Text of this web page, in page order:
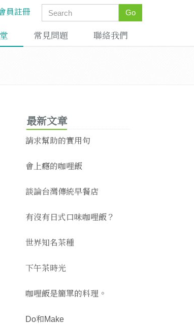
Go
員註冊
常見問題 聯絡我們
最新文章
請求幫助的實用句
會上癮的咖哩飯
談論台灣傳統早餐店
有沒有日式口味咖哩飯？
世界知名茶種
下午茶時光
咖哩飯是簡單的料理。
Do和Make